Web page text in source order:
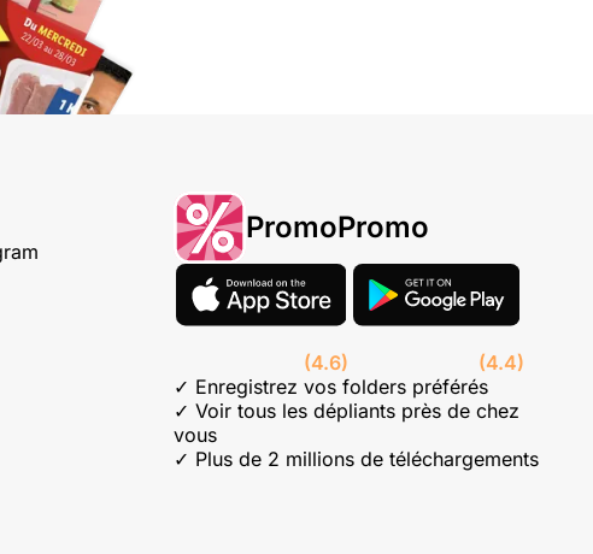
PromoPromo
(4.6)
(4.4)
✓ Enregistrez vos folders préférés
✓ Voir tous les dépliants près de chez
vous
✓ Plus de 2 millions de téléchargements